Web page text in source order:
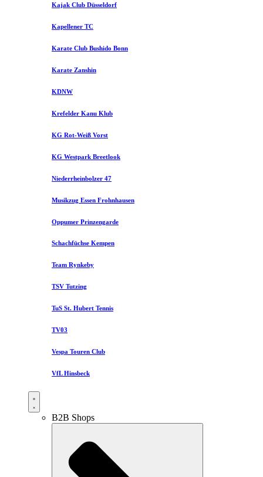
Kajak Club Düsseldorf
Kapellener TC
Karate Club Bushido Bonn
Karate Zanshin
KDNW
Krefelder Kanu Klub
KG Rot-Weiß Vorst
KG Westpark Breetlook
Niederrheinbolzer 47
Musikzug Essen Frohnhausen
Oppumer Prinzengarde
Schachfüchse Kempen
Team Rynkeby
TSV Tutzing
TuS St. Hubert Tennis
TV03
Vespa Touren Club
VfL Hinsbeck
B2B Shops